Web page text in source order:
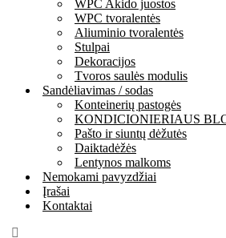
WPC Akido juostos
WPC tvoralentės
Aliuminio tvoralentės
Stulpai
Dekoracijos
Tvoros saulės modulis
Sandėliavimas / sodas
Konteinerių pastogės
KONDICIONIERIAUS
Pašto ir siuntų dėžutės
Daiktadėžės
Lentynos malkoms
Nemokami pavyzdžiai
Įrašai
Kontaktai